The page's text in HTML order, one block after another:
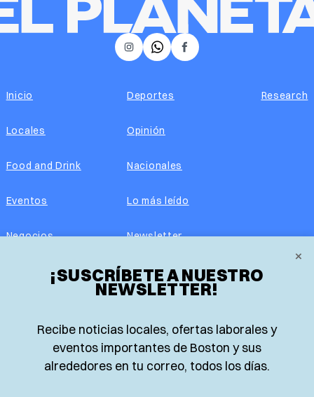
×
¡SUSCRÍBETE A NUESTRO
NEWSLETTER!
Recibe noticias locales, ofertas laborales y
eventos importantes de Boston y sus
alrededores en tu correo, todos los días.
𝕏 Facebook
Instagram
Inicio
Locales
Food and Drink
Eventos
Negocios
Real Estate
Guía de Recursos
Deportes
Opinión
Nacionales
Lo más leído
Newsletter
Edición impresa
Advertise with us
Research